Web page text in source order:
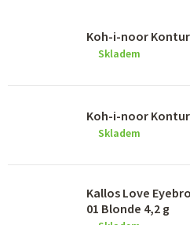
Koh-i-noor
Skladem
Koh-i-noor
Skladem
Kallos Love
01 Blonde 4,2 g
d